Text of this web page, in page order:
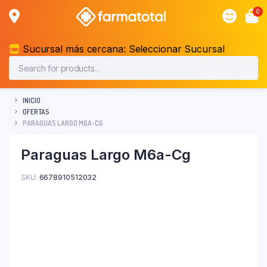
0
Sucursal más cercana: Seleccionar Sucursal
INICIO
OFERTAS
PARAGUAS LARGO M6A-CG
Paraguas Largo M6a-Cg
SKU: 6678910512032